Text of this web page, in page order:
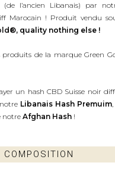
(de l’ancien Libanais) par
Marocain ! Produit vendu
, quality nothing else !
produits de la marque Green
un hash CBD Suisse noir
Libanais Hash Premuim
notreAfghan Hash !
COMPOSITION